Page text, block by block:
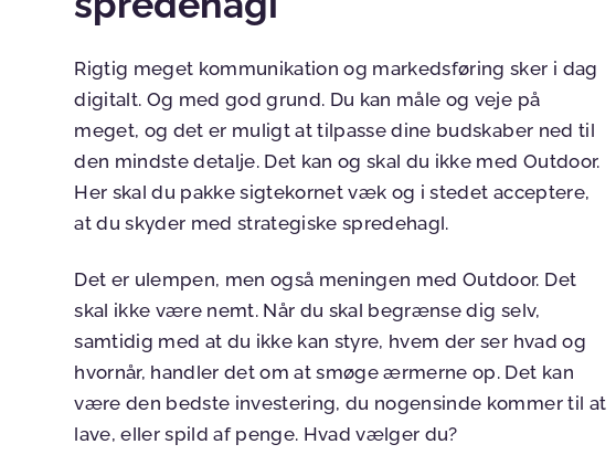
Rigtig meget kommunikation og markedsføring sker i dag
digitalt. Og med god grund. Du kan måle og veje på
meget, og det er muligt at tilpasse dine budskaber ned til
den mindste detalje. Det kan og skal du ikke med Outdoor.
Her skal du pakke sigtekornet væk og i stedet acceptere,
at du skyder med strategiske spredehagl.
Det er ulempen, men også meningen med Outdoor. Det
skal ikke være nemt. Når du skal begrænse dig selv,
samtidig med at du ikke kan styre, hvem der ser hvad og
hvornår, handler det om at smøge ærmerne op. Det kan
være den bedste investering, du nogensinde kommer til at
lave, eller spild af penge. Hvad vælger du?